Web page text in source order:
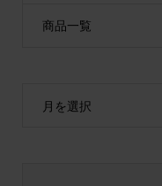
商品一覧
月を選択